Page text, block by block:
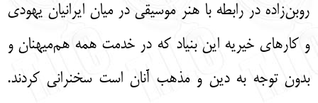
روبن‌زاده در رابطه با هنر موسیقی در میان ایرانیان یهودی
و کارهای خیریه این بنیاد که در خدمت همه هم‌میهنان و
بدون توجه به دین و مذهب آنان است سخنرانی کردند.